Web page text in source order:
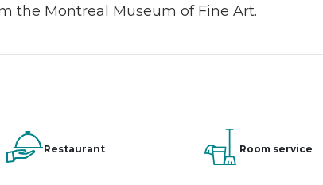
the Montreal Museum of Fine Art.
Restaurant Room service